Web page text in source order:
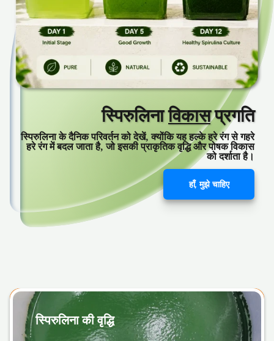
स्पिरुलिनाविकासप्रगति
स्पिरुलिना के दैनिक परिवर्तन को देखें, क्योंकि यह हल्के हरे रंग से गहरे
हरे रंग में बदल जाता है, जो इसकी प्राकृतिक वृद्धि और पोषक विकास
को दर्शाता है।
हाँ, मुझे चाहिए
स्पिरुलिना की वृद्धि